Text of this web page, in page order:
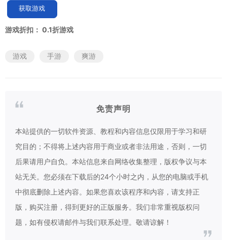
获取游戏
游戏折扣： 0.1折游戏
游戏 手游 爽游
免责声明
本站提供的一切软件资源、教程和内容信息仅限用于学习和研
究目的；不得将上述内容用于商业或者非法用途，否则，一切
后果请用户自负。本站信息来自网络收集整理，版权争议与本
站无关。您必须在下载后的24个小时之内，从您的电脑或手机
中彻底删除上述内容。如果您喜欢该程序和内容，请支持正
版，购买注册，得到更好的正版服务。我们非常重视版权问
题，如有侵权请邮件与我们联系处理。敬请谅解！